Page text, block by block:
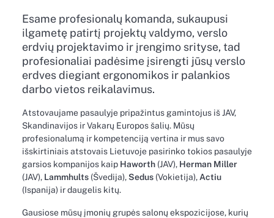
Esame profesionalų komanda, sukaupusi
ilgametę patirtį projektų valdymo, verslo
erdvių projektavimo ir įrengimo srityse, tad
profesionaliai padėsime įsirengti jūsų verslo
erdves diegiant ergonomikos ir palankios
darbo vietos reikalavimus.
Atstovaujame pasaulyje pripažintus gamintojus iš JAV,
Skandinavijos ir Vakarų Europos šalių. Mūsų
profesionalumą ir kompetenciją vertina ir mus savo
išskirtiniais atstovais Lietuvoje pasirinko tokios pasaulyje
garsios kompanijos kaip Haworth (JAV), Herman Miller
(JAV), Lammhults (Švedija),Sedus (Vokietija), Actiu
(Ispanija) ir daugelis kitų.
Gausiose mūsų įmonių grupės salonų ekspozicijose, kurių